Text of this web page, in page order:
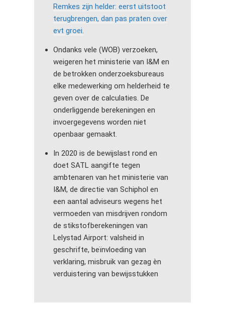
Remkes zijn helder: eerst uitstoot
terugbrengen, dan pas praten over
evt groei.
Ondanks vele (WOB) verzoeken,
weigeren het ministerie van I&M en
de betrokken onderzoeksbureaus
elke medewerking om helderheid te
geven over de calculaties. De
onderliggende berekeningen en
invoergegevens worden niet
openbaar gemaakt.
In 2020 is de bewijslast rond en
doet SATL aangifte tegen
ambtenaren van het ministerie van
I&M, de directie van Schiphol en
een aantal adviseurs wegens het
vermoeden van misdrijven rondom
de stikstofberekeningen van
Lelystad Airport: valsheid in
geschrifte, beïnvloeding van
verklaring, misbruik van gezag èn
verduistering van bewijsstukken